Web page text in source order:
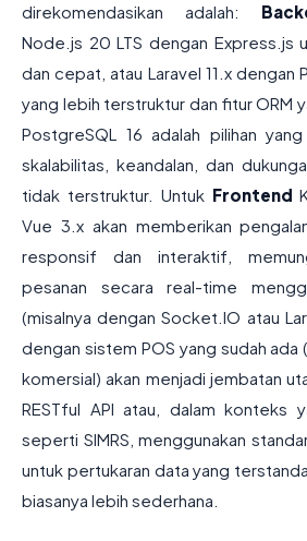
direkomendasikan adalah:
Node.js 20 LTS dengan Express.js
dan cepat, atau Laravel 11.x dengan
yang lebih terstruktur dan fitur ORM
PostgreSQL 16 adalah pilihan
skalabilitas, keandalan, dan
tidak terstruktur. Untuk Frontend
Vue 3.x akan memberikan
responsif dan interaktif,
pesanan secara real-time
(misalnya dengan Socket.IO atau
dengan sistem POS yang sudah ada
komersial) akan menjadi jembatan
RESTful API atau, dalam konteks
seperti SIMRS, menggunakan
untuk pertukaran data yang
biasanya lebih sederhana.